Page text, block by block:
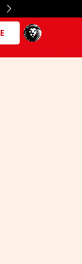
Crédito del Spotify Camp Nou